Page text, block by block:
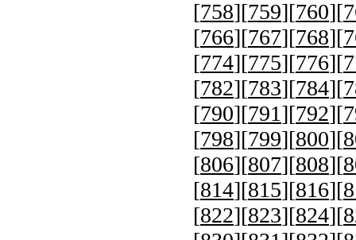
[758][759][760][
[766][767][768][
[774][775][776][
[782][783][784][
[790][791][792][
[798][799][800][
[806][807][808][
[814][815][816][
[822][823][824][